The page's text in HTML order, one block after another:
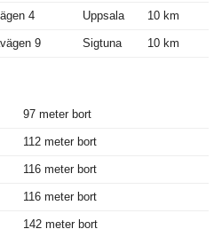
4 Uppsala 10 km
9 Sigtuna 10 km
97 meter bort
112 meter bort
116 meter bort
116 meter bort
142 meter bort